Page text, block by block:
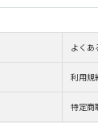
よくあ
利用規
特定商